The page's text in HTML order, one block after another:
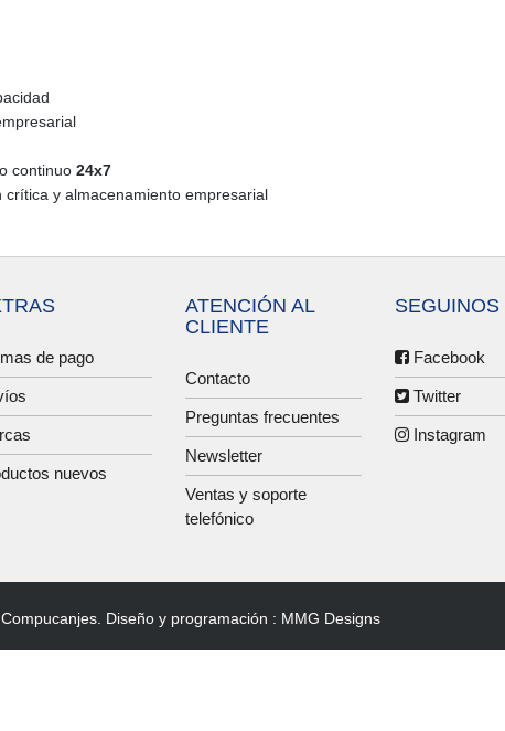
continuo 24x7
y almacenamiento empresarial
de pago
nuevos
ATENCIÓN AL
CLIENTE
Contacto
Preguntas frecuentes
Newsletter
Ventas y soporte
telefónico
SEGUINOS
Facebook
Twitter
Instagram
Diseño y programación : MMG Designs